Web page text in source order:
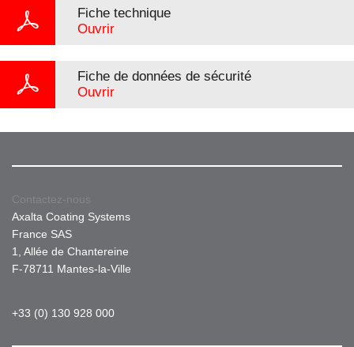
Fiche technique
Ouvrir
Fiche de données de sécurité
Ouvrir
Contactez-nous
Axalta Coating Systems
France SAS
1, Allée de Chantereine
F-78711 Mantes-la-Ville
+33 (0) 130 928 000